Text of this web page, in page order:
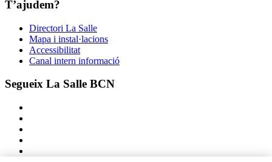
T’ajudem?
Directori La Salle
Mapa i instal·lacions
Accessibilitat
Canal intern informació
Segueix La Salle BCN